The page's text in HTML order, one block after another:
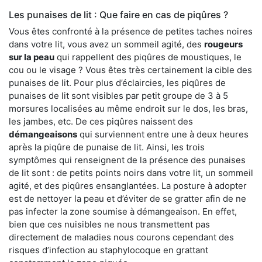
Les punaises de lit : Que faire en cas de piqûres ?
Vous êtes confronté à la présence de petites taches noires
dans votre lit, vous avez un sommeil agité, des rougeurs
sur la peau qui rappellent des piqûres de moustiques, le
cou ou le visage ? Vous êtes très certainement la cible des
punaises de lit. Pour plus d’éclaircies, les piqûres de
punaises de lit sont visibles par petit groupe de 3 à 5
morsures localisées au même endroit sur le dos, les bras,
les jambes, etc. De ces piqûres naissent des
démangeaisons qui surviennent entre une à deux heures
après la piqûre de punaise de lit. Ainsi, les trois
symptômes qui renseignent de la présence des punaises
de lit sont : de petits points noirs dans votre lit, un sommeil
agité, et des piqûres ensanglantées. La posture à adopter
est de nettoyer la peau et d’éviter de se gratter afin de ne
pas infecter la zone soumise à démangeaison. En effet,
bien que ces nuisibles ne nous transmettent pas
directement de maladies nous courons cependant des
risques d’infection au staphylocoque en grattant